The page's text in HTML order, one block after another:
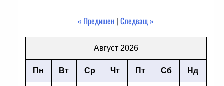
« Предишен |Следващ »
Август 2026
Пн Вт Ср Чт Пт Сб Нд